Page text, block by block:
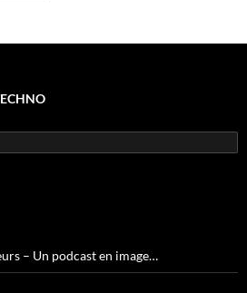
– Un podcast en image…